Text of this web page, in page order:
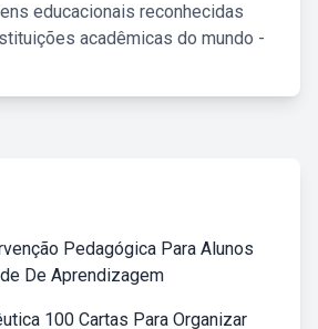
educacionais reconhecidas
acadêmicas do mundo -
Pedagógica Para Alunos
De Aprendizagem
100 Cartas Para Organizar